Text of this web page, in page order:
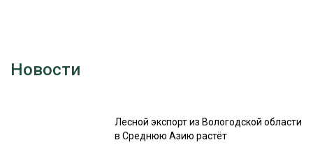
Новости
Лесной экспорт из Вологодской области
в Среднюю Азию растёт